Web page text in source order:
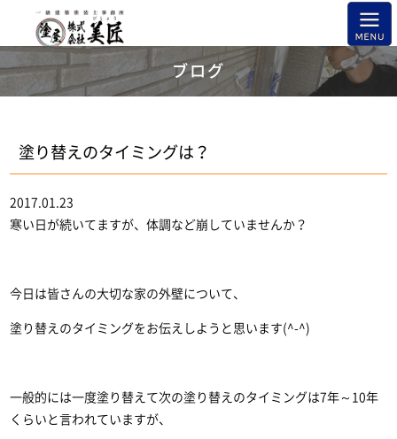
ブログ
塗り替えのタイミングは？
2017.01.23
寒い日が続いてますが、体調など崩していませんか？
今日は皆さんの大切な家の外壁について、
塗り替えのタイミングをお伝えしようと思います(^-^)
一般的には一度塗り替えて次の塗り替えのタイミングは7年～10年
くらいと言われていますが、